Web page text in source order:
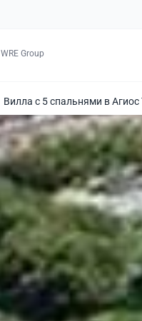
WRE Group
Вилла с 5 спальнями в